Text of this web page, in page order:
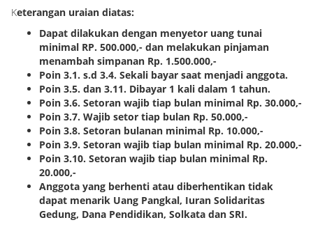
Keterangan uraian diatas:
Dapat dilakukan dengan menyetor uang tunai
minimal RP. 500.000,- dan melakukan pinjaman
menambah simpanan Rp. 1.500.000,-
Poin 3.1. s.d 3.4. Sekali bayar saat menjadi anggota.
Poin 3.5. dan 3.11. Dibayar 1 kali dalam 1 tahun.
Poin 3.6. Setoran wajib tiap bulan minimal Rp. 30.000,-
Poin 3.7. Wajib setor tiap bulan Rp. 50.000,-
Poin 3.8. Setoran bulanan minimal Rp. 10.000,-
Poin 3.9. Setoran wajib tiap bulan minimal Rp. 20.000,-
Poin 3.10. Setoran wajib tiap bulan minimal Rp.
20.000,-
Anggota yang berhenti atau diberhentikan tidak
dapat menarik Uang Pangkal, Iuran Solidaritas
Gedung, Dana Pendidikan, Solkata dan SRI.